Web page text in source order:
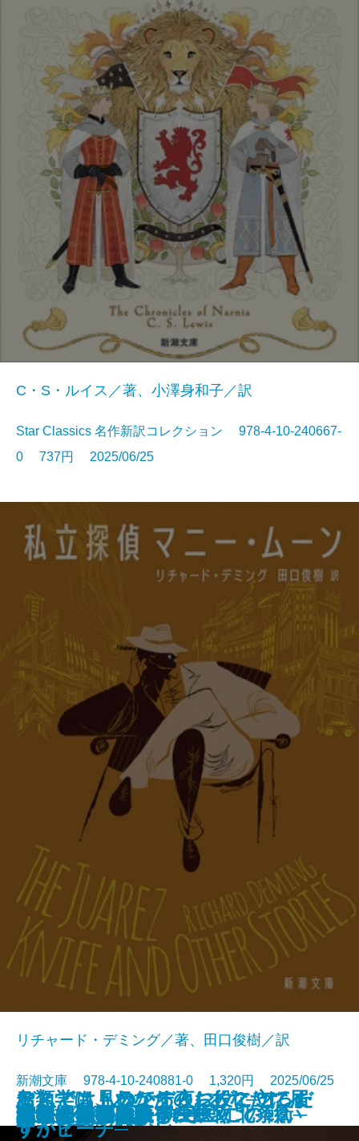
おとどけものです。─あなたに届
いた6つの恐怖─
あしたの名医3─執刀医・北条衛─
美しすぎた薔薇
君といた日の続き
皆のあらばしり
なんでも見つかる夜に、こころだ
けが見つからない
えげつない！ 寄生生物
らんたん
ナルニア国物語7 さいごの戦い
C・S・ルイス／著、小澤身和子／訳
Star Classics 名作新訳コレクション 978-4-10-240667-
0 737円 2025/06/25
私立探偵マニー・ムーン
リチャード・デミング／著、田口俊樹／訳
新潮文庫 978-4-10-240881-0 1,320円 2025/06/25
裁きのメス
デス・ストランディング2─オン・
ザ・ビーチ─
記憶の鍵盤
成瀬は天下を取りにいく
母ちゃんのフラフープ
しろがねの葉
答えは風のなか
鳥類学は、あなたのお役に立てま
すか？
いつまで
罠